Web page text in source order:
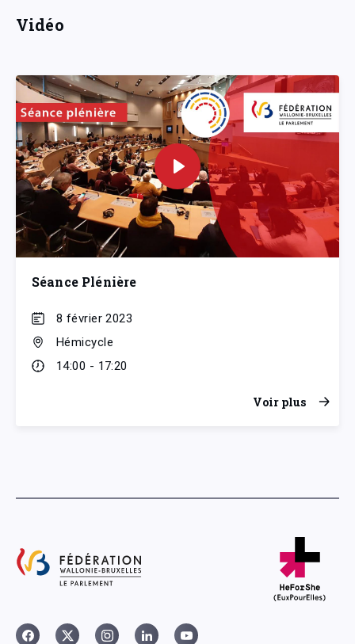
Vidéo
Séance Plénière
8 février 2023
Hémicycle
14:00 - 17:20
Voir plus